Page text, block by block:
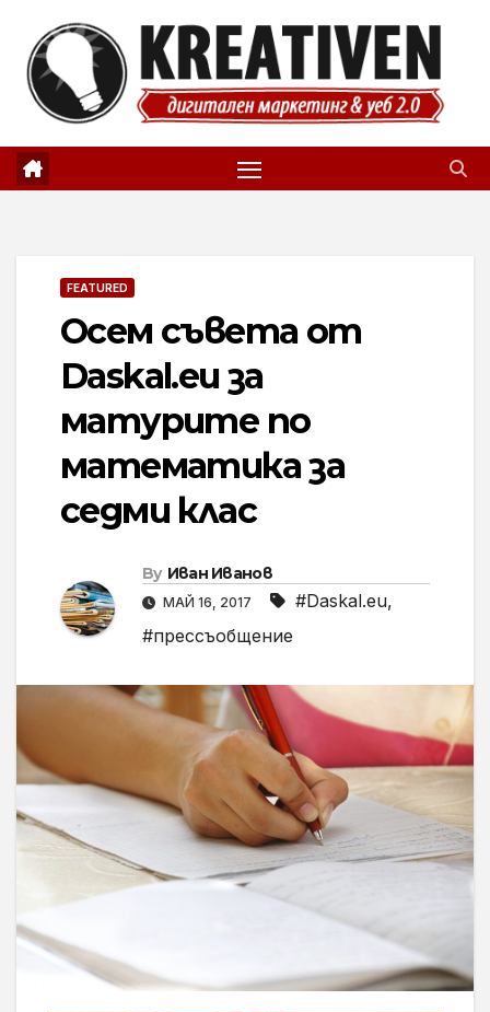
content
FEATURED
Осем съвета от
Daskal.eu за
матурите по
математика за
седми клас
By Иван Иванов
МАЙ 16, 2017 #Daskal.eu,
#прессъобщение